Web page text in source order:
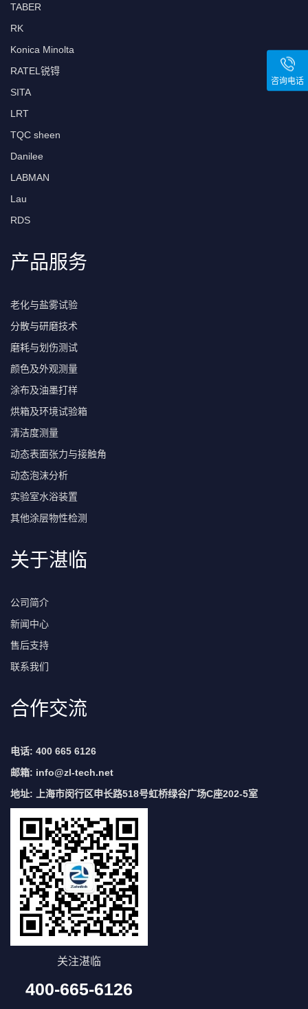
TABER
RK
Konica Minolta
RATEL锐锝
SITA
LRT
TQC sheen
Danilee
LABMAN
Lau
RDS
产品服务
老化与盐雾试验
分散与研磨技术
磨耗与划伤测试
颜色及外观测量
涂布及油墨打样
烘箱及环境试验箱
清洁度测量
动态表面张力与接触角
动态泡沫分析
实验室水浴装置
其他涂层物性检测
关于湛临
公司简介
新闻中心
售后支持
联系我们
合作交流
电话: 400 665 6126
邮箱: info@zl-tech.net
地址: 上海市闵行区申长路518号虹桥绿谷广场C座202-5室
关注湛临
400-665-6126
咨询电话